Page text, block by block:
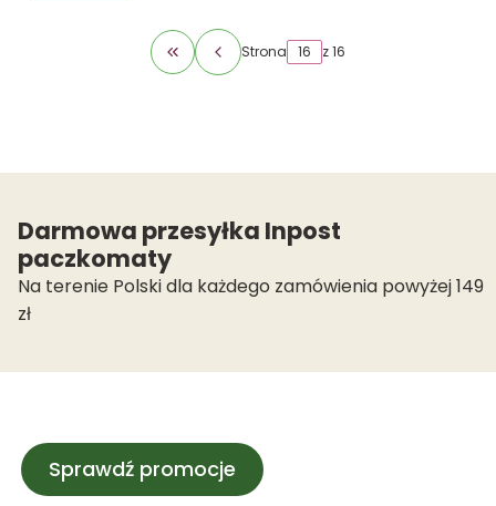
Wróć do pierwszej strony z produktami
Strona z 16
Darmowa przesyłka Inpost
paczkomaty
Na terenie Polski dla każdego zamówienia powyżej 149
zł
Sprawdź promocje